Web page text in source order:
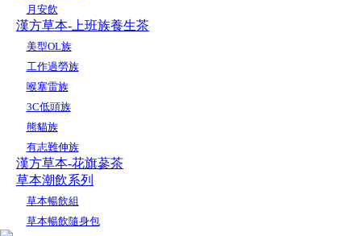
月安飲
漢方草本-上班族養生茶
美型OL族
工作過勞族
喉塞雷族
3C低頭族
熊貓族
有志難伸族
漢方草本-花旗蔘茶
草本潮飲系列
草本暢飲組
草本暢飲隨身包